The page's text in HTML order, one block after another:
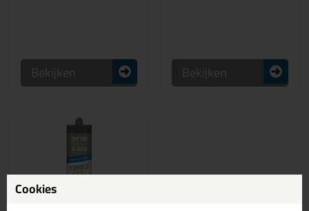
Bekijken Bekijken
Cookies